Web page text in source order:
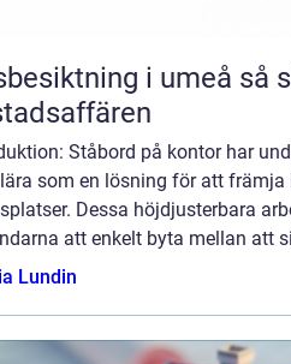
i umeå så skapar du trygghet i
Ståbord på kontor har
som en lösning för att
Dessa höjdjusterbara
att enkelt byta mellan att
Lundin